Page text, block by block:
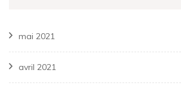
mai 2021
avril 2021